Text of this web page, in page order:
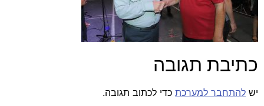
כתיבת תגובה
יש להתחבר למערכת כדי לכתוב תגובה.